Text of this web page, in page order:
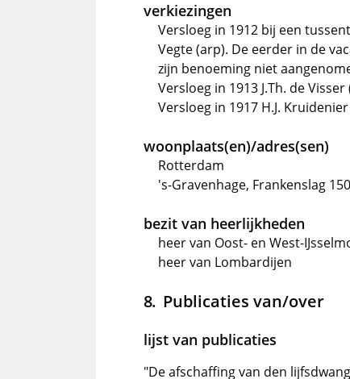
verkiezingen
Versloeg in 1912 bij een
Vegte (arp). De eerder in de
zijn benoeming niet
Versloeg in 1913 J.Th. de
Versloeg in 1917 H.J.
woonplaats(en)/adres(sen)
Rotterdam
's-Gravenhage, Frankenslag
bezit van heerlijkheden
heer van Oost- en West-
heer van Lombardijen
Publicaties van/over
lijst van publicaties
"De afschaffing van den